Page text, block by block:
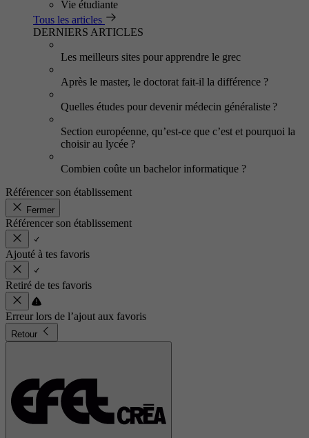
Vie étudiante
Tous les articles
DERNIERS ARTICLES
Les meilleurs sites pour apprendre le grec
Après le master, le doctorat fait-il la différence ?
Quelles études pour devenir médecin généraliste ?
Section européenne, qu’est-ce que c’est et pourquoi la
choisir au lycée ?
Combien coûte un bachelor informatique ?
Référencer son établissement
Fermer
Référencer son établissement
Ajouté à tes favoris
Retiré de tes favoris
Erreur lors de l’ajout aux favoris
Retour